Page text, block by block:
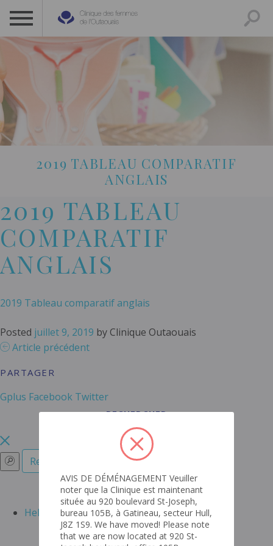
CLINIQUE DES FEMMES DE L’OUTAOUAIS
1 819 778-2055
2019 TABLEAU COMPARATIF
ANGLAIS
2019 TABLEAU
COMPARATIF
ANGLAIS
2019 Tableau comparatif anglais
Posted juillet 9, 2019 by Clinique Outaouais
Article précédent
PARTAGER
Gplus Facebook Twitter
RECHERCHER
RECENT POSTS
Hello world!
ARCHIVES
AVIS DE DÉMÉNAGEMENT Veuiller
noter que la Clinique est maintenant
située au 920 boulevard St-Joseph,
bureau 105B, à Gatineau, secteur Hull,
J8Z 1S9. We have moved! Please note
that we are now located at 920 St-